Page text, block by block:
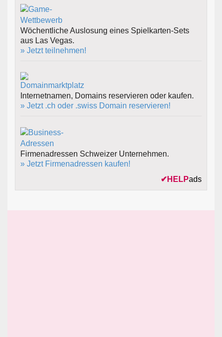
Wöchentliche Auslosung eines Spielkarten-Sets
aus Las Vegas.
» Jetzt teilnehmen!
Internetnamen, Domains reservieren oder kaufen.
» Jetzt .ch oder .swiss Domain reservieren!
Firmenadressen Schweizer Unternehmen.
» Jetzt Firmenadressen kaufen!
✔ HELPads